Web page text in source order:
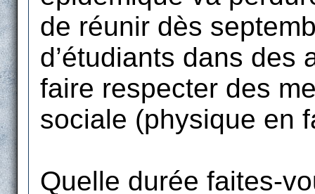
de réunir dès
d’étudiants dans des
faire respecter des
sociale (physique en
Quelle durée faites-